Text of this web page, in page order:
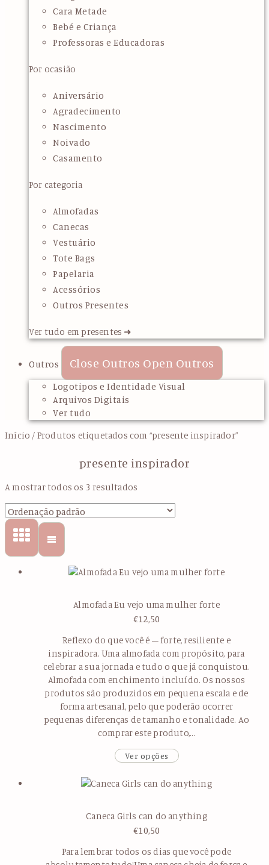
Cara Metade
Bebé e Criança
Professoras e Educadoras
Por ocasião
Aniversário
Agradecimento
Nascimento
Noivado
Casamento
Por categoria
Almofadas
Canecas
Vestuário
Tote Bags
Papelaria
Acessórios
Outros Presentes
Ver tudo em presentes ➜
Outros Close Outros Open Outros
Logotipos e Identidade Visual
Arquivos Digitais
Ver tudo
Início / Produtos etiquetados com “presente inspirador”
presente inspirador
A mostrar todos os 3 resultados
Almofada Eu vejo uma mulher forte
€12,50
Reflexo do que você é – forte, resiliente e
inspiradora. Uma almofada com propósito, para
celebrar a sua jornada e tudo o que já conquistou.
Almofada com enchimento incluído. Os nossos
produtos são produzidos em pequena escala e de
forma artesanal, pelo que poderão ocorrer
pequenas diferenças de tamanho e tonalidade. Ao
comprar este produto,…
Ver opções
Caneca Girls can do anything
€10,50
Para lembrar todos os dias que você pode